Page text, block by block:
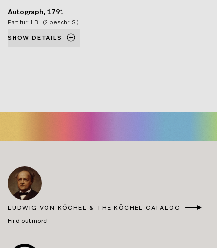
Autograph, 1791
Partitur: 1 Bl. (2 beschr. S.)
SHOW DETAILS
LUDWIG VON KÖCHEL & THE KÖCHEL CATALOG
Find out more!